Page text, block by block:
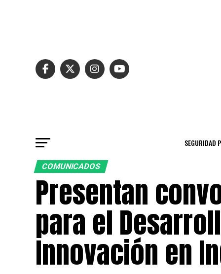
SEGURIDAD
COMUNICADOS
Presentan
para el
Innovación en